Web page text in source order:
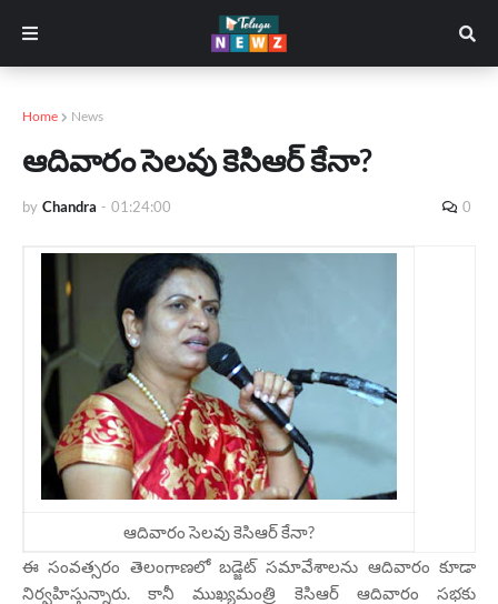
Home News
ఆదివారం సెలవు కెసిఆర్ కేనా?
by Chandra - 01:24:00 0
ఆదివారం సెలవు కెసిఆర్ కేనా?
ఈ సంవత్సరం తెలంగాణలో బడ్జెట్ సమావేశాలను ఆదివారం కూడా
నిర్వహిస్తున్నారు. కానీ ముఖ్యమంత్రి కెసిఆర్ ఆదివారం సభకు